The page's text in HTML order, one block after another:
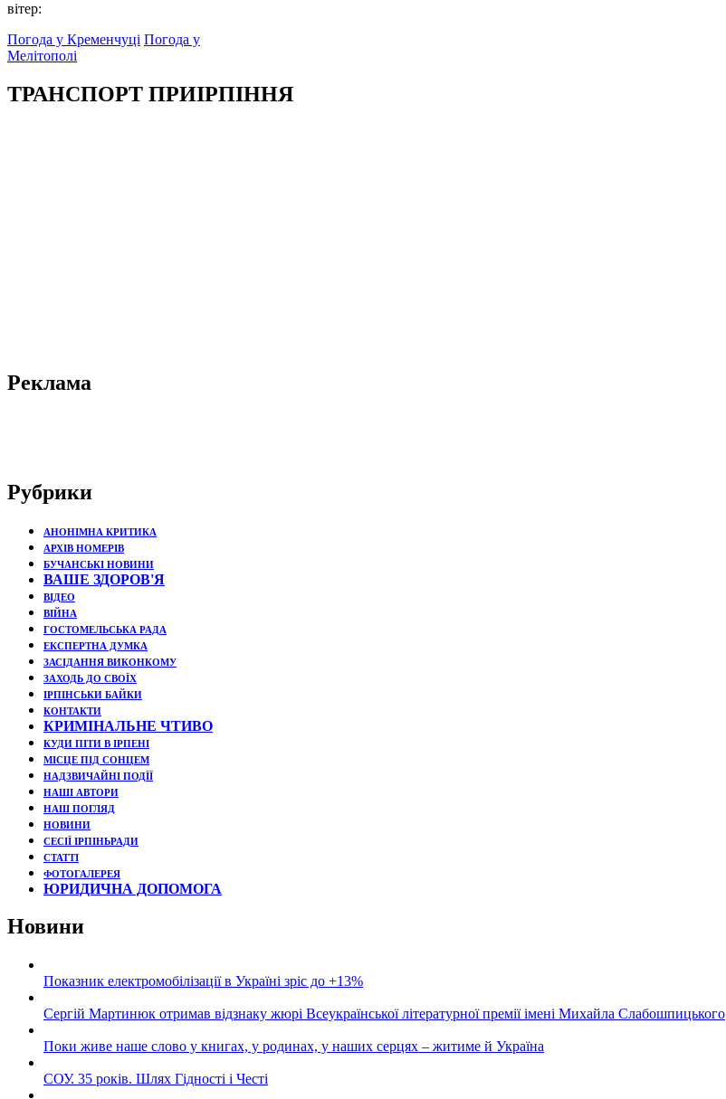
вітер:
Погода у Кременчуці Погода у
Мелітополі
ТРАНСПОРТ ПРИІРПІННЯ
Реклама
Рубрики
АНОНІМНА КРИТИКА
АРХІВ НОМЕРІВ
БУЧАНСЬКІ НОВИНИ
ВАШЕ ЗДОРОВ'Я
ВІДЕО
ВІЙНА
ГОСТОМЕЛЬСЬКА РАДА
ЕКСПЕРТНА ДУМКА
ЗАСІДАННЯ ВИКОНКОМУ
ЗАХОДЬ ДО СВОЇХ
ІРПІНСЬКИ БАЙКИ
КОНТАКТИ
КРИМІНАЛЬНЕ ЧТИВО
КУДИ ПІТИ В ІРПЕНІ
МІСЦЕ ПІД СОНЦЕМ
НАДЗВИЧАЙНІ ПОДЇЇ
НАШІ АВТОРИ
НАШ ПОГЛЯД
НОВИНИ
СЕСІЇ ІРПІНЬРАДИ
СТАТТІ
ФОТОГАЛЕРЕЯ
ЮРИДИЧНА ДОПОМОГА
Новини
Показник електромобілізації в Україні зріс до +13%
Сергій Мартинюк отримав відзнаку жюрі Всеукраїнської літературної премії імені Михайла Слабошпицького
Поки живе наше слово у книгах, у родинах, у наших серцях – житиме й Україна
СОУ. 35 років. Шлях Гідності і Честі